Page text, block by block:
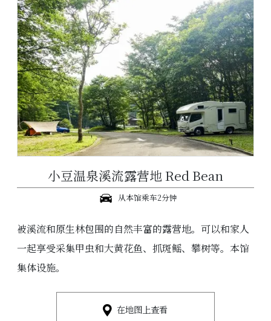
小豆温泉溪流露营地 Red Bean
从本馆乘车2分钟
被溪流和原生林包围的自然丰富的露营地。可以和家人
一起享受采集甲虫和大黄花鱼、抓斑鳐、攀树等。本馆
集体设施。
在地图上查看